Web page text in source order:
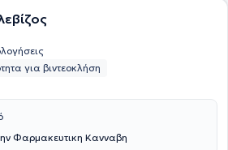
για βιντεοκλήση
Φαρμακευτικη Κανναβη